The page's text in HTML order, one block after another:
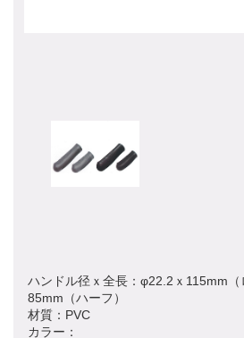
ハンドル径ｘ全長：φ22.2ｘ115mm（
85mm（ハーフ）
材質：PVC
カラー：